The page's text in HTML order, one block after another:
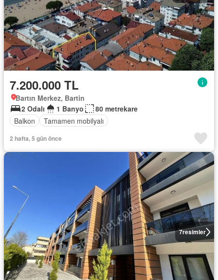
7.200.000 TL
Bartın Merkez, Bartin
2 Odalı
1 Banyo
80 metrekare
Balkon
Tamamen mobilyalı
2 hafta, 5 gün önce
7resimler